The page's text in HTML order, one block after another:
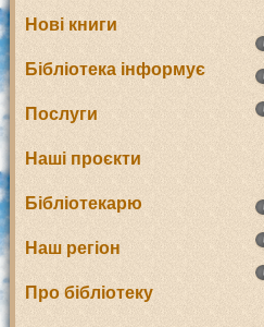
Нові книги
Бібліотека інформує
Послуги
Наші проєкти
Бібліотекарю
Наш регіон
Про бібліотеку